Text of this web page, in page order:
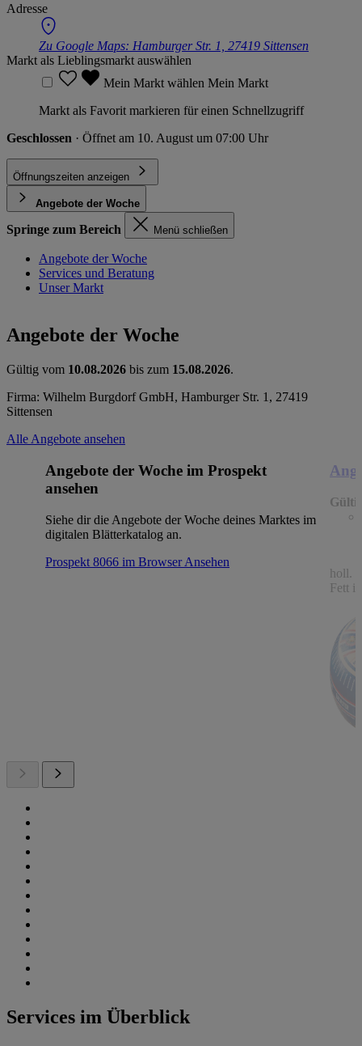
Adresse
Zu Google Maps: Hamburger Str. 1, 27419 Sittensen
Markt als Lieblingsmarkt auswählen
Mein Markt wählen Mein Markt
Markt als Favorit markieren für einen Schnellzugriff
Geschlossen · Öffnet am 10. August um 07:00 Uhr
Öffnungszeiten anzeigen
Angebote der Woche
Springe zum Bereich Menü schließen
Angebote der Woche
Services und Beratung
Unser Markt
Angebote der Woche
Gültig vom 10.08.2026 bis zum 15.08.2026.
Firma: Wilhelm Burgdorf GmbH, Hamburger Str. 1, 27419
Sittensen
Alle Angebote ansehen
Angebote der Woche im Prospekt
ansehen
Siehe dir die Angebote der Woche deines Marktes im
digitalen Blätterkatalog an.
Prospekt 8066 im BrowserAnsehen
holl.
Fett
Services im Überblick